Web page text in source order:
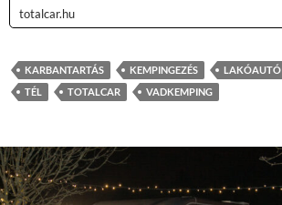
totalcar.hu
KARBANTARTÁS KEMPINGEZÉS LAKÓAUTÓ
TÉL
TOTALCAR VADKEMPING